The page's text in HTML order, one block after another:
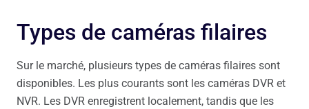
Types de caméras filaires
Sur le marché, plusieurs types de caméras filaires sont
disponibles. Les plus courants sont les caméras DVR et
NVR. Les DVR enregistrent localement, tandis que les